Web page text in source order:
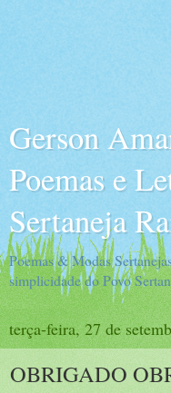
Gerson
Poemas e
Sertaneja
Poemas & Modas
simplicidade do Povo
terça-feira, 27 de
OBRIGADO